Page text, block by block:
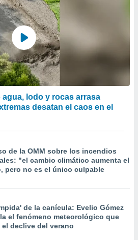
lodo y rocas arrasa
desatan el caos en el
de la OMM sobre los incendios
"el cambio climático aumenta el
pero no es el único culpable
de la canícula: Evelio Gómez
el fenómeno meteorológico que
el declive del verano